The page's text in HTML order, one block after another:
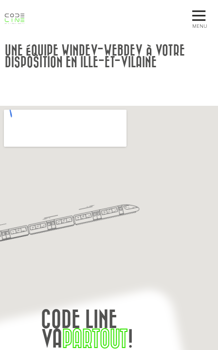
MENU
UNE ÉQUIPE WINDEV-WEBDEV À VOTRE
DISPOSITION EN ILLE-ET-VILAINE
CODE LINE
VAPARTOUT!